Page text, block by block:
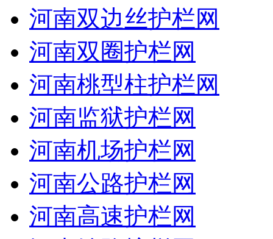
河南双边丝护栏网
河南双圈护栏网
河南桃型柱护栏网
河南监狱护栏网
河南机场护栏网
河南公路护栏网
河南高速护栏网